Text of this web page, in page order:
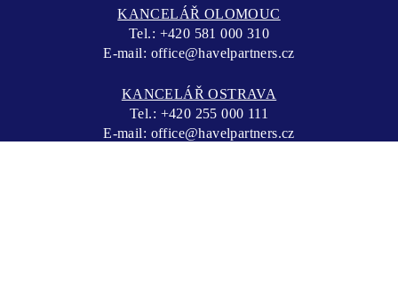
KANCELÁŘ OLOMOUC
Tel.: +420 581 000 310
E-mail: office@havelpartners.cz
KANCELÁŘ OSTRAVA
Tel.: +420 255 000 111
E-mail: office@havelpartners.cz